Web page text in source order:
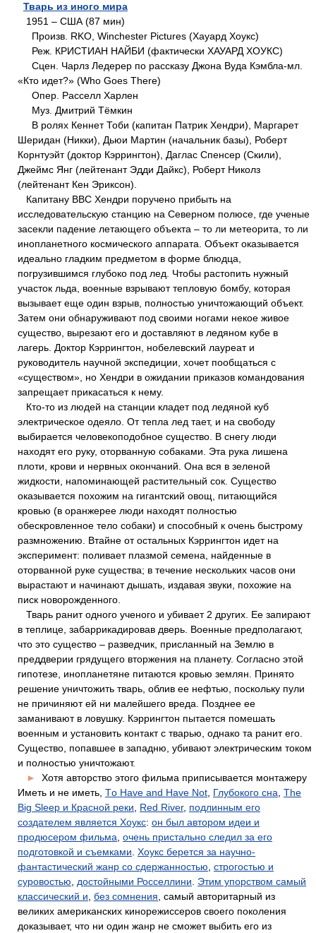
Тварь из иного мира
1951 – США (87 мин)
Произв. RKO, Winchester Pictures (Хауард Хоукс)
Реж. КРИСТИАН НАЙБИ (фактически ХАУАРД ХОУКС)
Сцен. Чарлз Ледерер по рассказу Джона Вуда Кэмбла-мл.
«Кто идет?» (Who Goes There)
Опер. Расселл Харлен
Муз. Дмитрий Тёмкин
В ролях Кеннет Тоби (капитан Патрик Хендри), Маргарет
Шеридан (Никки), Дьюи Мартин (начальник базы), Роберт
Корнтуэйт (доктор Кэррингтон), Даглас Спенсер (Скили),
Джеймс Янг (лейтенант Эдди Дайкс), Роберт Николз
(лейтенант Кен Эриксон).
Капитану ВВС Хендри поручено прибыть на
исследовательскую станцию на Северном полюсе, где ученые
засекли падение летающего объекта – то ли метеорита, то ли
инопланетного космического аппарата. Объект оказывается
идеально гладким предметом в форме блюдца,
погрузившимся глубоко под лед. Чтобы растопить нужный
участок льда, военные взрывают тепловую бомбу, которая
вызывает еще один взрыв, полностью уничтожающий объект.
Затем они обнаруживают под своими ногами некое живое
существо, вырезают его и доставляют в ледяном кубе в
лагерь. Доктор Кэррингтон, нобелевский лауреат и
руководитель научной экспедиции, хочет пообщаться с
«существом», но Хендри в ожидании приказов командования
запрещает прикасаться к нему.
Кто-то из людей на станции кладет под ледяной куб
электрическое одеяло. От тепла лед тает, и на свободу
выбирается человекоподобное существо. В снегу люди
находят его руку, оторванную собаками. Эта рука лишена
плоти, крови и нервных окончаний. Она вся в зеленой
жидкости, напоминающей растительный сок. Существо
оказывается похожим на гигантский овощ, питающийся
кровью (в оранжерее люди находят полностью
обескровленное тело собаки) и способный к очень быстрому
размножению. Втайне от остальных Кэррингтон идет на
эксперимент: поливает плазмой семена, найденные в
оторванной руке существа; в течение нескольких часов они
вырастают и начинают дышать, издавая звуки, похожие на
писк новорожденного.
Тварь ранит одного ученого и убивает 2 других. Ее запирают
в теплице, забаррикадировав дверь. Военные предполагают,
что это существо – разведчик, присланный на Землю в
преддверии грядущего вторжения на планету. Согласно этой
гипотезе, инопланетяне питаются кровью землян. Принято
решение уничтожить тварь, облив ее нефтью, поскольку пули
не причиняют ей ни малейшего вреда. Позднее ее
заманивают в ловушку. Кэррингтон пытается помешать
военным и установить контакт с тварью, однако та ранит его.
Существо, попавшее в западню, убивают электрическим током
и полностью уничтожают.
►
Хотя авторство этого фильма приписывается монтажеру
Иметь и не иметь, Tо Have and Have Not Глубокого сна The
Big Sleep и Красной реки
Red River, подлинным его
создателем является Хоукс: он был автором идеи и
продюсером фильма очень пристально следил за его
подготовкой и съемками Хоукс берется за научно-
фантастический жанр со сдержанностью строгостью и
суровостью
достойными Росселлини
Этим упорством самый
классический и без сомнения , самый авторитарный из
великих американских кинорежиссеров своего поколения
доказывает, что ни один жанр не сможет выбить его из